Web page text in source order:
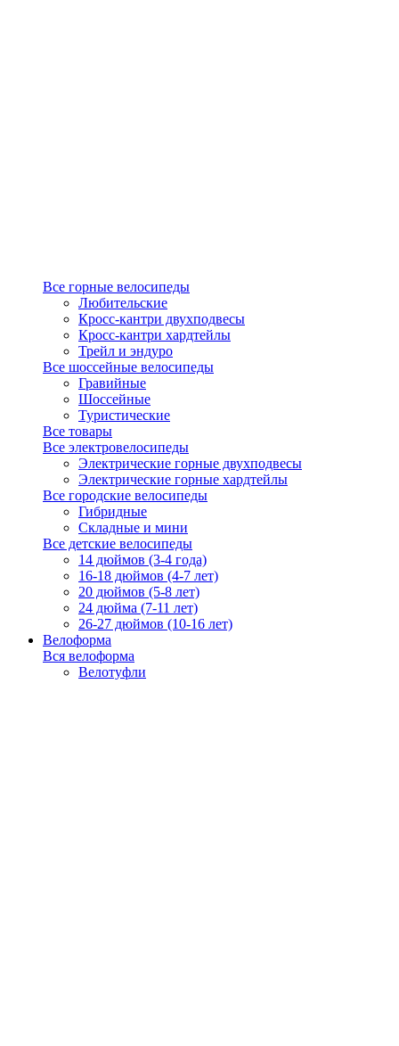
Все горные велосипеды
Любительские
Кросс-кантри двухподвесы
Кросс-кантри хардтейлы
Трейл и эндуро
Все шоссейные велосипеды
Гравийные
Шоссейные
Туристические
Все товары
Все электровелосипеды
Электрические горные двухподвесы
Электрические горные хардтейлы
Все городские велосипеды
Гибридные
Складные и мини
Все детские велосипеды
14 дюймов (3-4 года)
16-18 дюймов (4-7 лет)
20 дюймов (5-8 лет)
24 дюйма (7-11 лет)
26-27 дюймов (10-16 лет)
Велоформа
Вся велоформа
Велотуфли